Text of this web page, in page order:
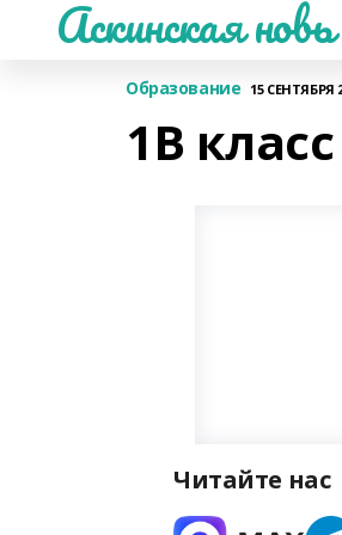
Аскинская новь
Образование 15 СЕНТЯБРЯ
1В
Читайте нас